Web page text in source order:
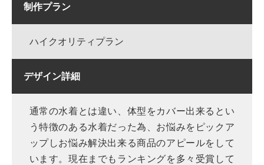
制作プラン
ハイクオリティプラン
デザイン詳細
通常の水着とは違い、体型をカバー出来るとい
う特徴のある水着だった為、お悩みをピックア
ップしお悩み解決出来る商品のアピールをして
います。現在までもランキングを多々受賞して